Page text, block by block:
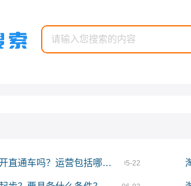
淘宝店铺运营就是开直通车吗？运营包括哪些方面？ 05-22